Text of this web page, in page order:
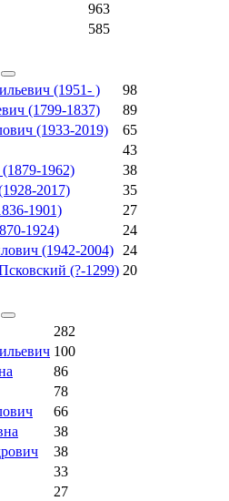
963
585
(1951- )
98
(1799-1837)
89
(1933-2019)
65
43
1962)
38
2017)
35
1901)
27
1924)
24
(1942-2004)
24
(?-1299) 20
282
100
86
78
66
38
38
33
27